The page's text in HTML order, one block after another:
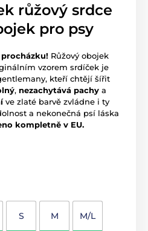
růžový srdce
pro psy
Růžový obojek
vzorem srdíček je
kteří chtějí šířit
, nezachytává pachy a
ve zlaté barvě zvládne i ty
a nekonečná psí láska
kompletně v EU.
S M M/L